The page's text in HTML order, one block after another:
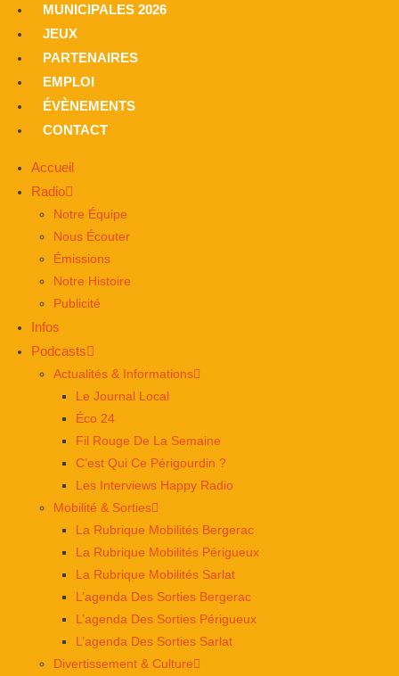
MUNICIPALES 2026
JEUX
PARTENAIRES
EMPLOI
ÉVÈNEMENTS
CONTACT
Accueil
Radio
Notre Équipe
Nous Écouter
Émissions
Notre Histoire
Publicité
Infos
Podcasts
Actualités & Informations
Le Journal Local
Éco 24
Fil Rouge De La Semaine
C’est Qui Ce Périgourdin ?
Les Interviews Happy Radio
Mobilité & Sorties
La Rubrique Mobilités Bergerac
La Rubrique Mobilités Périgueux
La Rubrique Mobilités Sarlat
L’agenda Des Sorties Bergerac
L’agenda Des Sorties Périgueux
L’agenda Des Sorties Sarlat
Divertissement & Culture